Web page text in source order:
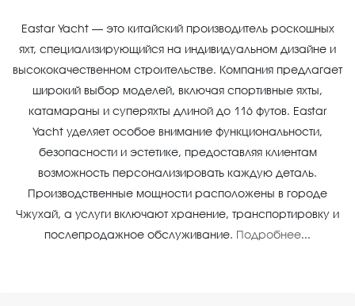
Eastar Yacht — это китайский производитель роскошных
яхт, специализирующийся на индивидуальном дизайне и
высококачественном строительстве. Компания предлагает
широкий выбор моделей, включая спортивные яхты,
катамараны и суперяхты длиной до 116 футов. Eastar
Yacht уделяет особое внимание функциональности,
безопасности и эстетике, предоставляя клиентам
возможность персонализировать каждую деталь.
Производственные мощности расположены в городе
Чжухай, а услуги включают хранение, транспортировку и
послепродажное обслуживание. Подробнее...